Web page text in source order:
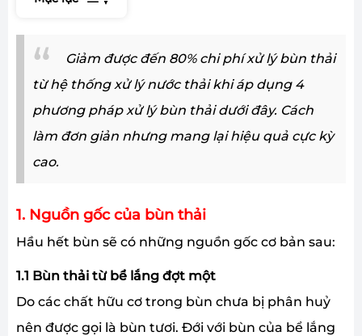
Giảm được đến 80% chi phí xử lý bùn thải
từ hệ thống xử lý nước thải khi áp dụng 4
phương pháp xử lý bùn thải dưới đây. Cách
làm đơn giản nhưng mang lại hiệu quả cực kỳ
cao.
1. Nguồn gốc của bùn thải
Hầu hết bùn sẽ có những nguồn gốc cơ bản sau:
1.1 Bùn thải từ bể lắng đợt một
Do các chất hữu cơ trong bùn chưa bị phân huỷ
nên được gọi là bùn tươi. Đới với bùn của bể lắng